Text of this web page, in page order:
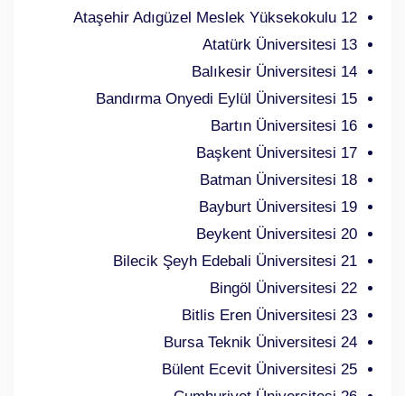
12 Ataşehir Adıgüzel Meslek Yüksekokulu
13 Atatürk Üniversitesi
14 Balıkesir Üniversitesi
15 Bandırma Onyedi Eylül Üniversitesi
16 Bartın Üniversitesi
17 Başkent Üniversitesi
18 Batman Üniversitesi
19 Bayburt Üniversitesi
20 Beykent Üniversitesi
21 Bilecik Şeyh Edebali Üniversitesi
22 Bingöl Üniversitesi
23 Bitlis Eren Üniversitesi
24 Bursa Teknik Üniversitesi
25 Bülent Ecevit Üniversitesi